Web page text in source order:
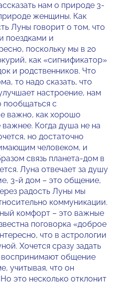
нам о природе 3-
женщины. Как
Луны говорит о том, что
поездками и
поскольку мы в 20
как «сигнификатор»
и родственников. Что
то надо сказать, что
настроение, нам
пообщаться с
важно, как хорошо
Когда душа не на
но достаточно
человеком, и
связь планета-дом в
Луна отвечает за душу
3-й дом – это общение,
радость Луны мы
коммуникации.
комфорт – это важные
поговорка «доброе
что в астрологии
Хочется сразу задать
воспринимают общение
учитывая, что он
это несколько отклонит